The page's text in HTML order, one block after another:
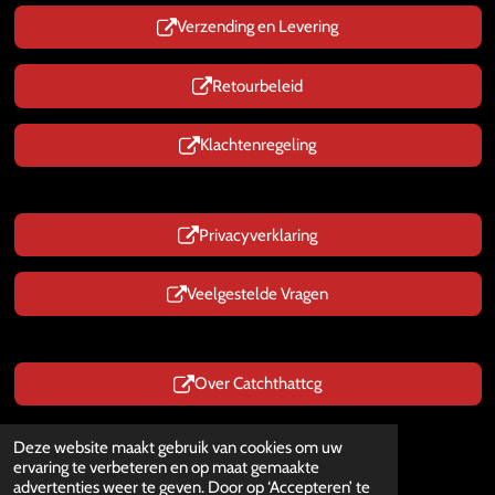
Deze website maakt gebruik van cookies om uw
ervaring te verbeteren en op maat gemaakte
advertenties weer te geven. Door op ‘Accepteren’ te
Verzending en Levering
Retourbeleid
Klachtenregeling
Privacyverklaring
Veelgestelde Vragen
Over Catchthattcg
© 2025 - 2026 CatchThatTcg.nl
Powered by JouwWeb